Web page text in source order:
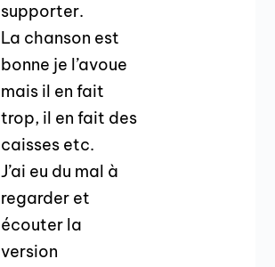
supporter.
La chanson est
bonne je l’avoue
mais il en fait
trop, il en fait des
caisses etc.
J’ai eu du mal à
regarder et
écouter la
version